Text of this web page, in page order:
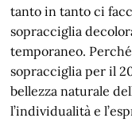
tanto in tanto ci
sopracciglia
temporaneo.
sopracciglia per il
bellezza naturale
l’individualità e